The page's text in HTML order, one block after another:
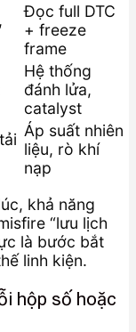
Đọc full DTC
+ freeze
frame
Hệ thống
đánh lửa,
catalyst
Áp suất nhiên
liệu, rò khí
nạp
khả năng
“lưu lịch
là bước bắt
linh kiện.
hộp số hoặc